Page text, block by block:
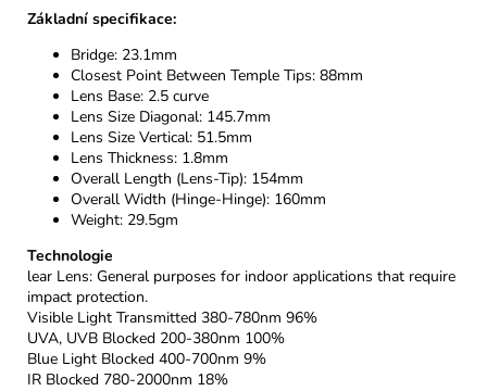
Základní specifikace:
Bridge: 23.1mm
Closest Point Between Temple Tips: 88mm
Lens Base: 2.5 curve
Lens Size Diagonal: 145.7mm
Lens Size Vertical: 51.5mm
Lens Thickness: 1.8mm
Overall Length (Lens-Tip): 154mm
Overall Width (Hinge-Hinge): 160mm
Weight: 29.5gm
Technologie
lear Lens: General purposes for indoor applications that require
impact protection.
Visible Light Transmitted 380-780nm 96%
UVA, UVB Blocked 200-380nm 100%
Blue Light Blocked 400-700nm 9%
IR Blocked 780-2000nm 18%